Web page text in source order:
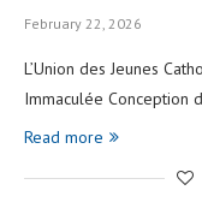
February 22, 2026
L’Union des Jeunes
Immaculée Conception
Read more